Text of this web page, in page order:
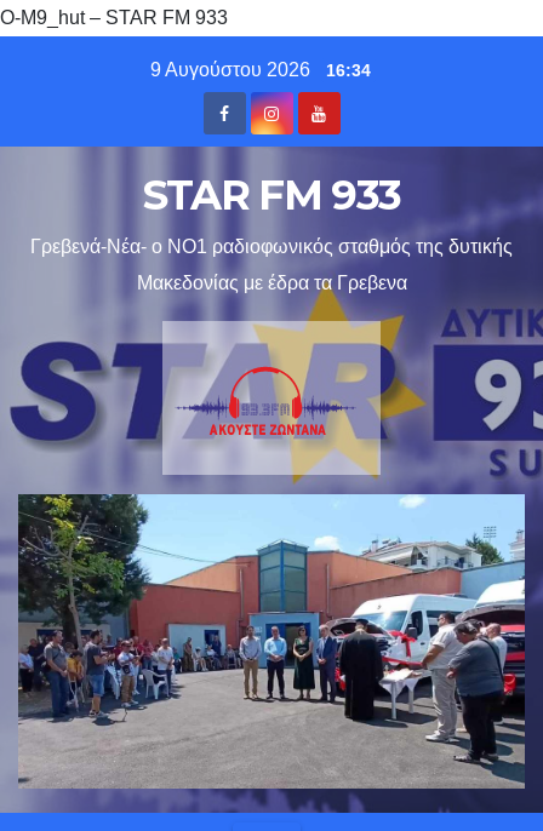
O-M9_hut – STAR FM 933
9 Αυγούστου 2026 16:34
STAR FM 933
Γρεβενά-Νέα- ο ΝΟ1 ραδιοφωνικός σταθμός της δυτικής
Μακεδονίας με έδρα τα Γρεβενα